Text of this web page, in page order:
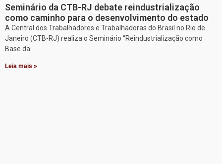
Seminário da CTB-RJ debate reindustrialização
como caminho para o desenvolvimento do estado
A Central dos Trabalhadores e Trabalhadoras do Brasil no Rio de
Janeiro (CTB-RJ) realiza o Seminário “Reindustrialização como
Base da
Leia mais »